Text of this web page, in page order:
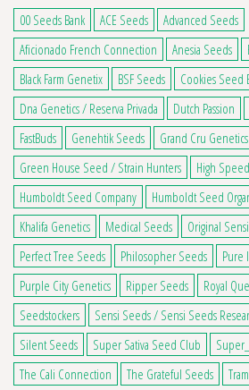
00 Seeds Bank ACE Seeds
Advanced Seeds
Aficionado French Connection
Anesia Seeds
Black Farm Genetix
BSF Seeds Cookies Seed
Dna Genetics / Reserva Privada
Dutch Passion
FastBuds
Genehtik Seeds
Grand Cru Genetics
Green House Seed / Strain Hunters
High
Humboldt Seed Company
Humboldt Seed
Khalifa Genetics
Medical Seeds Original
Perfect Tree Seeds
Philosopher Seeds
Pure
Purple City Genetics
Ripper Seeds Royal
Seedstockers
Sensi Seeds / Sensi Seeds
Silent Seeds
Super Sativa Seed Club
The Cali Connection
The Grateful Seeds